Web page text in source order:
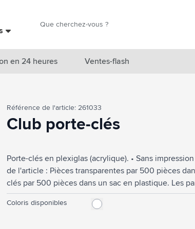
Marques
Thèmes
Accessoires boissons
Sacs & Voyage
Cuisiner & Vivre
en 24 heures Ventes-flash
Référence de l'article: 261033
Club porte-clés
Porte-clés en plexiglas (acrylique). • Sans
de l'article : Pièces transparentes par 500 pièces
clés par 500 pièces dans un sac en plastique. Les
plastique. Même pour les petites quantités, les
feuillet et assemblé. Les dimensions d'une feuille
Coloris disponibles